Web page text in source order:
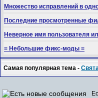
Множество исправлений в
Последние просмотренные
Неверное имя пользователя
= Небольшие фикс-моды =
Самая популярная тема -